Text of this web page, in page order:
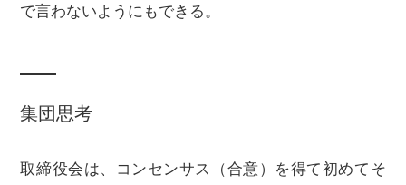
で言わないようにもできる。
集団思考
取締役会は、コンセンサス（合意）を得て初めてそ